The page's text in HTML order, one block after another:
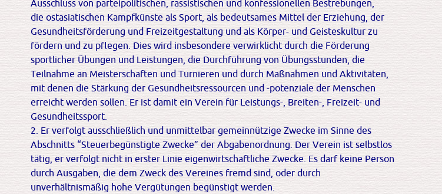
Ausschluss von parteipolitischen, rassistischen und konfessionellen Bestrebungen,
die ostasiatischen Kampfkünste als Sport, als bedeutsames Mittel der Erziehung, der
Gesundheitsförderung und Freizeitgestaltung und als Körper- und Geisteskultur zu
fördern und zu pflegen. Dies wird insbesondere verwirklicht durch die Förderung
sportlicher Übungen und Leistungen, die Durchführung von Übungsstunden, die
Teilnahme an Meisterschaften und Turnieren und durch Maßnahmen und Aktivitäten,
mit denen die Stärkung der Gesundheitsressourcen und -potenziale der Menschen
erreicht werden sollen. Er ist damit ein Verein für Leistungs-, Breiten-, Freizeit- und
Gesundheitssport.
2. Er verfolgt ausschließlich und unmittelbar gemeinnützige Zwecke im Sinne des
Abschnitts “Steuerbegünstigte Zwecke” der Abgabenordnung. Der Verein ist selbstlos
tätig, er verfolgt nicht in erster Linie eigenwirtschaftliche Zwecke. Es darf keine Person
durch Ausgaben, die dem Zweck des Vereines fremd sind, oder durch
unverhältnismäßig hohe Vergütungen begünstigt werden.